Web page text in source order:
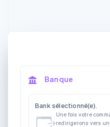
Banque
Bank sélectionné(e).
Une fois votre
redirigerons vers